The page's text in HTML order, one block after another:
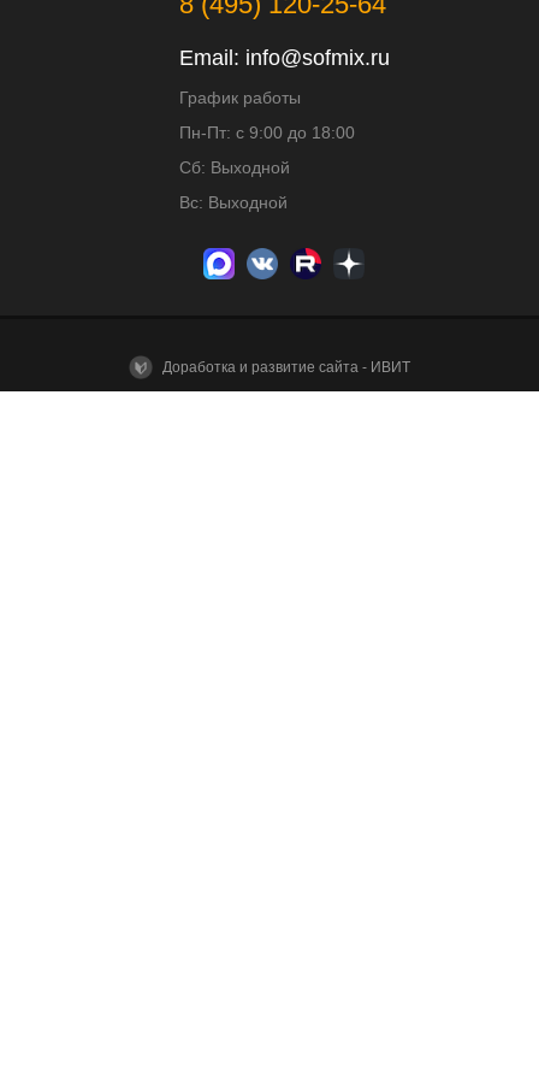
Email: info@sofmix.ru
График работы
Пн-Пт: с 9:00 до 18:00
Сб: Выходной
Вс: Выходной
Доработка и развитие сайта - ИВИТ